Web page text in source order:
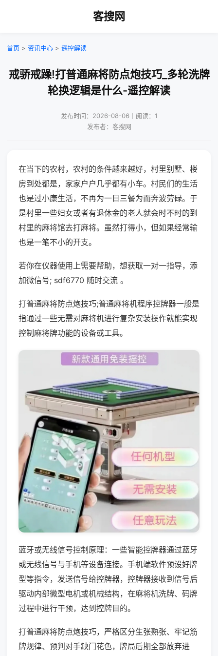
客搜网
首页 > 资讯中心 > 遥控解读
戒骄戒躁!打普通麻将防点炮技巧_多轮洗牌
轮换逻辑是什么-遥控解读
发布时间：2026-08-06｜阅读：1
发布者：客搜网
在当下的农村，农村的条件越来越好，村里别墅、楼
房到处都是，家家户户几乎都有小车。村民们的生活
也是过小康生活，不再为一日三餐为而奔波劳碌。于
是村里一些妇女或者有退休金的老人就会时不时的到
村里的麻将馆去打麻将。虽然打得小，但如果经常输
也是一笔不小的开支。
若你在仪器使用上需要帮助，想获取一对一指导，添
加微信号; sdf6770 随时交流 。
打普通麻将防点炮技巧;普通麻将机程序控牌器一般是
指通过一些无需对麻将机进行复杂安装操作就能实现
控制麻将牌功能的设备或工具。
蓝牙或无线信号控制原理：一些智能控牌器通过蓝牙
或无线信号与手机等设备连接。手机端软件预设好牌
型等指令，发送信号给控牌器，控牌器接收到信号后
驱动内部微型电机或机械结构，在麻将机洗牌、码牌
过程中进行干预，达到控牌目的。
打普通麻将防点炮技巧，严格区分生张熟张、牢记筋
牌规律、预判对手缺门花色，牌局后期全部放弃进